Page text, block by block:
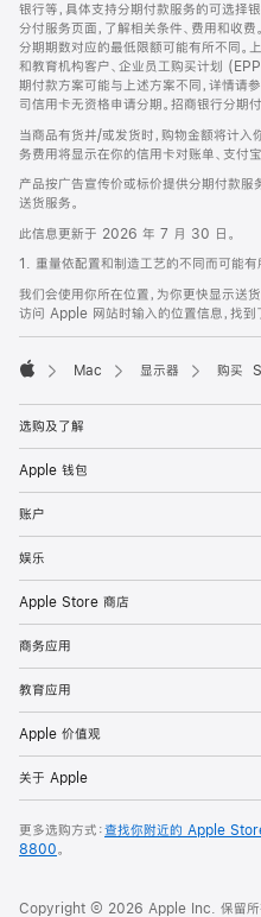
银行等，具体支持分期付款服务的可选择
分付服务页面，了解相关条件、费用和收
分期期数对应的最低限额可能有所不同。
和教育机构客户、企业员工购买计划
期付款方案可能与上述方案不同，详情请
司信用卡无资格申请分期。招商银行分
当商品有货并/或发货时，购物金额将计入
务费用将显示在你的信用卡对账单、支付
产品按广告宣传价或标价提供分期付款服
送货服务。
此信息更新于 2026 年 7 月 30 日。
1. 重量依配置和制造工艺的不同而可能有
我们会使用你所在位置，为你更快显示送
访问 Apple 网站时输入的位置信息，找到
Mac 显示器 购买
选购及了解
Apple 钱包
账户
娱乐
Apple Store 商店
商务应用
教育应用
Apple 价值观
关于 Apple
更多选购方式：查找你附近的 Apple
8800。
Copyright © 2026 Apple Inc. 保留所